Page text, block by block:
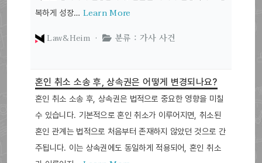
복하게 성장… Learn More
Law&Heim ·
분류 : 가사 사건
혼인 취소 소송 후, 상속권은 어떻게 변경되나요?
혼인 취소 소송 후, 상속권은 법적으로 중요한 영향을 미칠
수 있습니다. 기본적으로 혼인 취소가 이루어지면, 취소된
혼인 관계는 법적으로 처음부터 존재하지 않았던 것으로 간
주됩니다. 이는 상속권에도 동일하게 적용되어, 혼인 취소